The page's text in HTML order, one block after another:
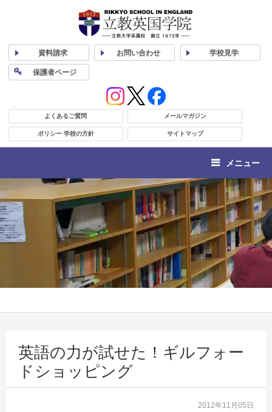
資料請求 お問い合わせ 学校見学
保護者ページ
よくあるご質問 メールマガジン
ポリシー 学校の方針 サイトマップ
メニュー
英語の力が試せた！ギルフォー
ドショッピング
2012年11月05日